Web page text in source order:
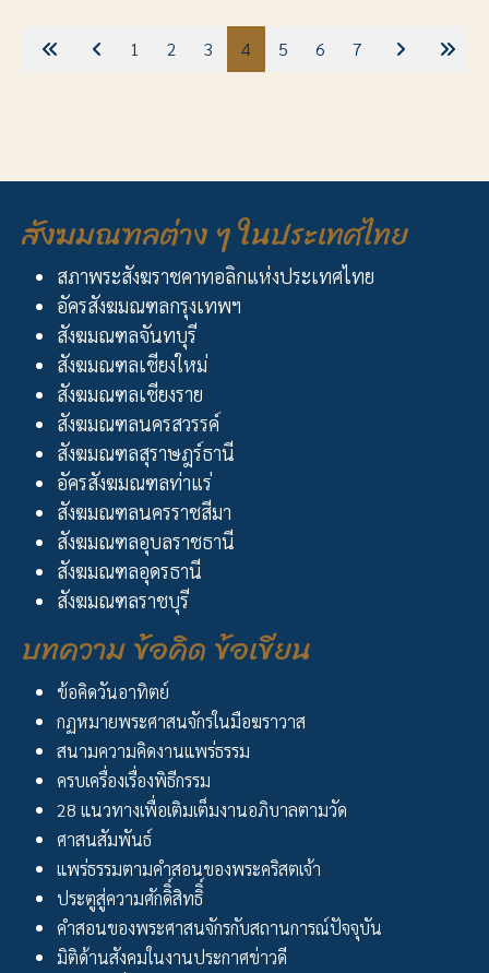
1 2 3 4 5 6 7
สังฆมณฑลต่าง ๆ ในประเทศไทย
สภาพระสังฆราชคาทอลิกแห่งประเทศไทย
อัครสังฆมณฑลกรุงเทพฯ
สังฆมณฑลจันทบุรี
สังฆมณฑลเชียงใหม่
สังฆมณฑลเชียงราย
สังฆมณฑลนครสวรรค์
สังฆมณฑลสุราษฎร์ธานี
อัครสังฆมณฑลท่าแร่
สังฆมณฑลนครราชสีมา
สังฆมณฑลอุบลราชธานี
สังฆมณฑลอุดรธานี
สังฆมณฑลราชบุรี
บทความ ข้อคิด ข้อเขียน
ข้อคิดวันอาทิตย์
กฏหมายพระศาสนจักรในมือฆราวาส
สนามความคิดงานแพร่ธรรม
ครบเครื่องเรื่องพิธีกรรม
28 แนวทางเพื่อเติมเต็มงานอภิบาลตามวัด
ศาสนสัมพันธ์
แพร่ธรรมตามคำสอนของพระคริสตเจ้า
ประตูสู่ความศักดิิ์สิทธิิ์
คำสอนของพระศาสนจักรกับสถานการณ์ปัจจุบัน
มิติด้านสังคมในงานประกาศข่าวดี